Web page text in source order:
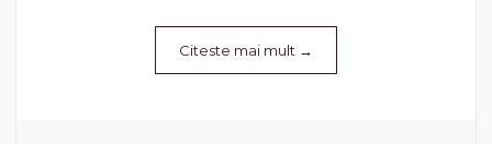
Citeste mai mult →